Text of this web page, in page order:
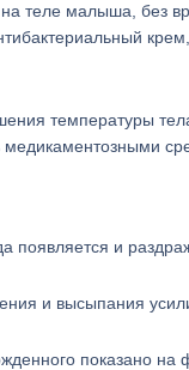
теле малыша, без
температуры
появляется и
и высыпания
показано на